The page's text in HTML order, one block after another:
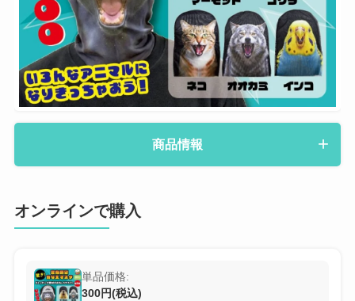
商品情報
オンラインで購入
単品価格:
300円(税込)